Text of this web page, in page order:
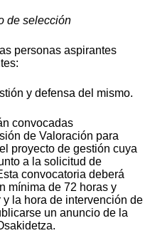
de selección
personas aspirantes
y defensa del mismo.
convocadas
de Valoración para
proyecto de gestión cuya
a la solicitud de
convocatoria deberá
mínima de 72 horas y
la hora de intervención de
un anuncio de la